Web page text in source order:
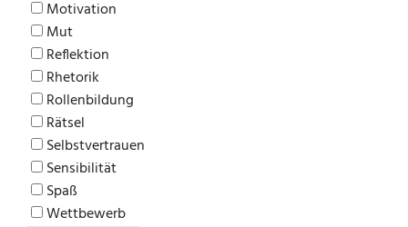
Motivation
Mut
Reflektion
Rhetorik
Rollenbildung
Rätsel
Selbstvertrauen
Sensibilität
Spaß
Wettbewerb